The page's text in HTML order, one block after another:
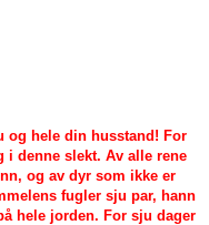
og hele din husstand! For
i denne slekt. Av alle rene
og av dyr som ikke er
fugler sju par, hann
hele jorden. For sju dager